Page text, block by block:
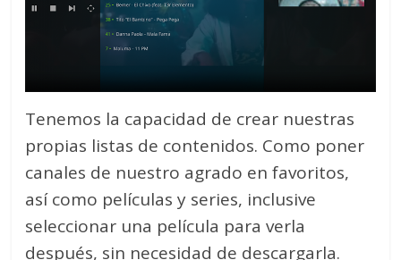
Tenemos la capacidad de crear nuestras
propias listas de contenidos. Como poner
canales de nuestro agrado en favoritos,
así como películas y series, inclusive
seleccionar una película para verla
después, sin necesidad de descargarla.